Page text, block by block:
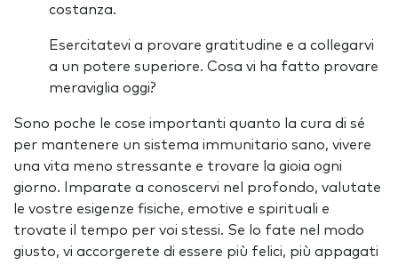
costanza.
Esercitatevi a provare gratitudine e a collegarvi
a un potere superiore. Cosa vi ha fatto provare
meraviglia oggi?
Sono poche le cose importanti quanto la cura di sé
per mantenere un sistema immunitario sano, vivere
una vita meno stressante e trovare la gioia ogni
giorno. Imparate a conoscervi nel profondo, valutate
le vostre esigenze fisiche, emotive e spirituali e
trovate il tempo per voi stessi. Se lo fate nel modo
giusto, vi accorgerete di essere più felici, più appagati